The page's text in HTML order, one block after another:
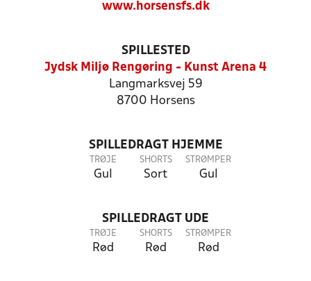
www.horsensfs.dk
SPILLESTED
Jydsk Miljø Rengøring - Kunst Arena 4
Langmarksvej 59
8700 Horsens
SPILLEDRAGT HJEMME
TRØJE
Gul
SHORTS
Sort
STRØMPER
Gul
SPILLEDRAGT UDE
TRØJE
Rød
SHORTS
Rød
STRØMPER
Rød